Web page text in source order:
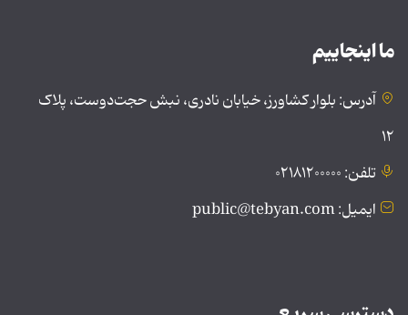
ما اینجاییم
آدرس: بلوار کشاورز، خیابان نادری، نبش حجت‌دوست، پلاک
۱۲
تلفن: ۰۲۱۸۱۲۰۰۰۰۰
ایمیل: public@tebyan.com